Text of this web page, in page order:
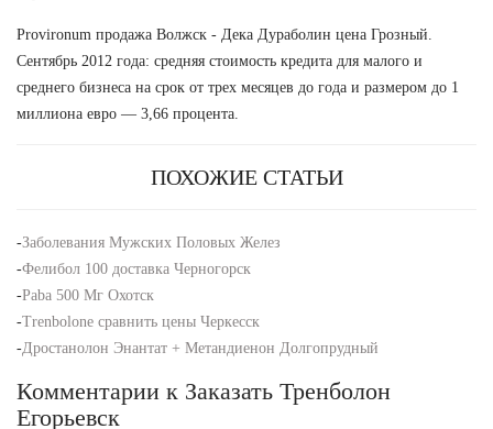
Provironum продажа Волжск - Дека Дураболин цена Грозный.
Сентябрь 2012 года: средняя стоимость кредита для малого и
среднего бизнеса на срок от трех месяцев до года и размером до 1
миллиона евро — 3,66 процента.
ПОХОЖИЕ СТАТЬИ
-Заболевания Мужских Половых Желез
-Фелибол 100 доставка Черногорск
-Paba 500 Мг Охотск
-Trenbolone сравнить цены Черкесск
-Дростанолон Энантат + Метандиенон Долгопрудный
Комментарии к Заказать Тренболон
Егорьевск